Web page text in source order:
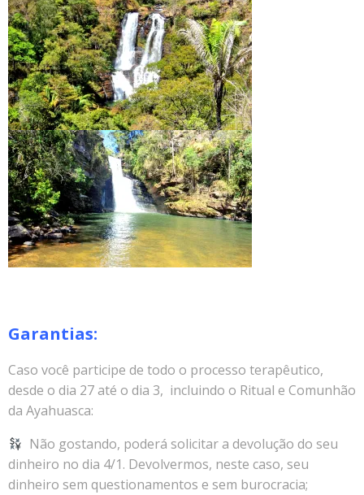
Garantias:
Caso você participe de todo o processo terapêutico,
desde o dia 27 até o dia 3, incluindo o Ritual e Comunhão
da Ayahuasca:
Não gostando, poderá solicitar a devolução do seu
dinheiro no dia 4/1. Devolvermos, neste caso, seu
dinheiro sem questionamentos e sem burocracia;